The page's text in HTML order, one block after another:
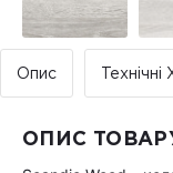
Опис
ОПИС